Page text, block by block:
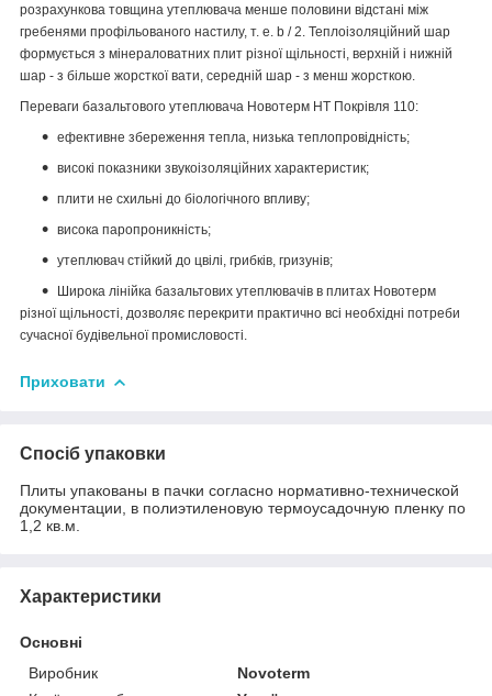
розрахункова товщина утеплювача менше половини відстані між
гребенями профільованого настилу, т. е. b / 2. Теплоізоляційний шар
формується з мінераловатних плит різної щільності, верхній і нижній
шар - з більше жорсткої вати, середній шар - з менш жорсткою.
Переваги базальтового утеплювача Новотерм НТ Покрівля 110:
ефективне збереження тепла, низька теплопровідність;
високі показники звукоізоляційних характеристик;
плити не схильні до біологічного впливу;
висока паропроникність;
утеплювач стійкий до цвілі, грибків, гризунів;
Широка лінійка базальтових утеплювачів в плитах Новотерм
різної щільності, дозволяє перекрити практично всі необхідні потреби
сучасної будівельної промисловості.
Приховати
Спосіб упаковки
Плиты упакованы в пачки согласно нормативно-технической
документации, в полиэтиленовую термоусадочную пленку по
1,2 кв.м.
Характеристики
Основні
Виробник
Novoterm